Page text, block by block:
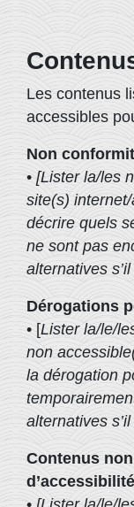
Les contenus
accessibles
Non
• [Lister la/les
site(s)
décrire quels
ne sont pas
alternatives
Dérogations
• [Lister la/le/
non
la dérogation
alternatives
Contenus
d’accessibilité